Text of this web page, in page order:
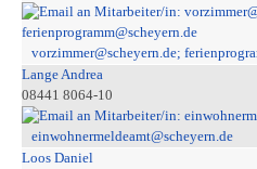
vorzimmer@scheyern.de;
Lange Andrea
08441 8064-10
einwohnermeldeamt@scheyern.de
Loos Daniel